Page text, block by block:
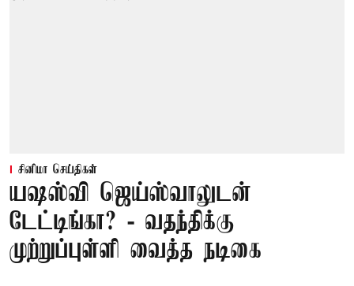
சினிமா செய்திகள்
யஷஸ்வி ஜெய்ஸ்வாலுடன்
டேட்டிங்கா? - வதந்திக்கு
முற்றுப்புள்ளி வைத்த நடிகை